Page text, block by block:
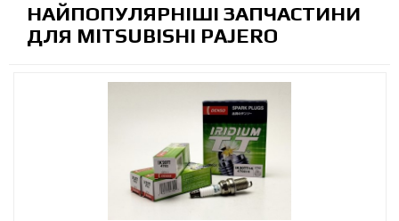
НАЙПОПУЛЯРНІШІ ЗАПЧАСТИНИ
ДЛЯ MITSUBISHI PAJERO